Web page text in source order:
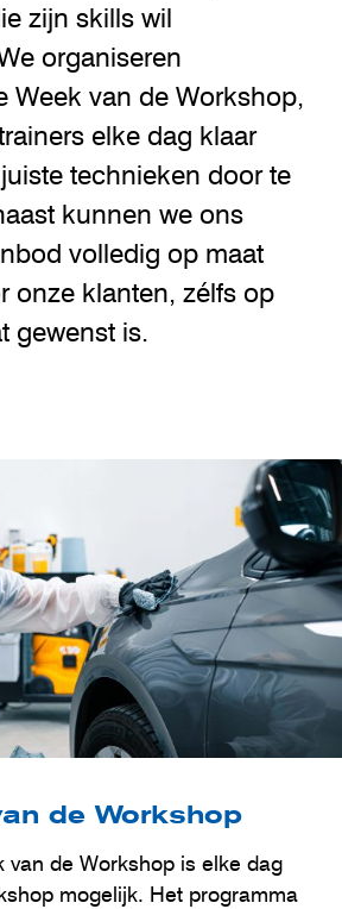
zijn skills wil
organiseren
Week van de Workshop,
elke dag klaar
technieken door te
kunnen we ons
volledig op maat
onze klanten, zélfs op
gewenst is.
de Workshop
van de Workshop is elke dag
mogelijk. Het programma